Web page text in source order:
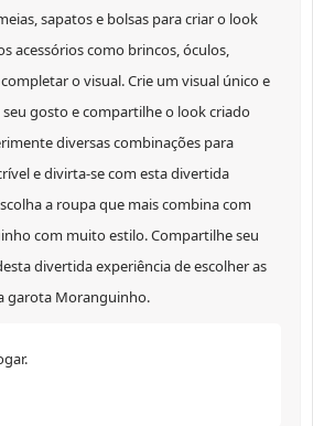
sapatos e bolsas para criar o look
acessórios como brincos, óculos,
o visual. Crie um visual único e
gosto e compartilhe o look criado
diversas combinações para
e divirta-se com esta divertida
a roupa que mais combina com
com muito estilo. Compartilhe seu
divertida experiência de escolher as
garota Moranguinho.